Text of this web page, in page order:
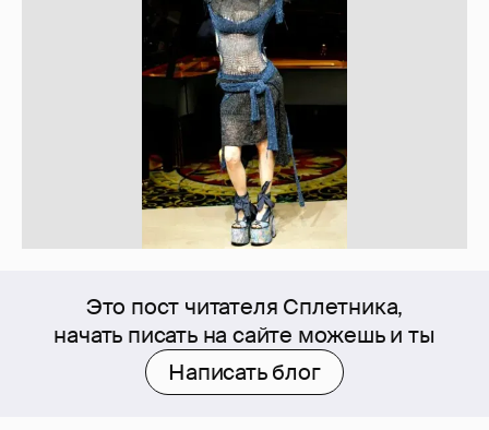
Это пост читателя Сплетника,
начать писать на сайте можешь и ты
Написать блог